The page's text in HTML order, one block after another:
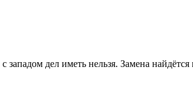
западом дел иметь нельзя. Замена найдётся